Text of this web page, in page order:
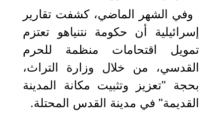
وفي الشهر الماضي، كشفت تقارير
إسرائيلية أن حكومة نتنياهو تعتزم
تمويل اقتحامات منظمة للحرم
القدسي، من خلال وزارة التراث،
بحجة "تعزيز وتثبيت مكانة المدينة
القديمة" في مدينة القدس المحتلة.